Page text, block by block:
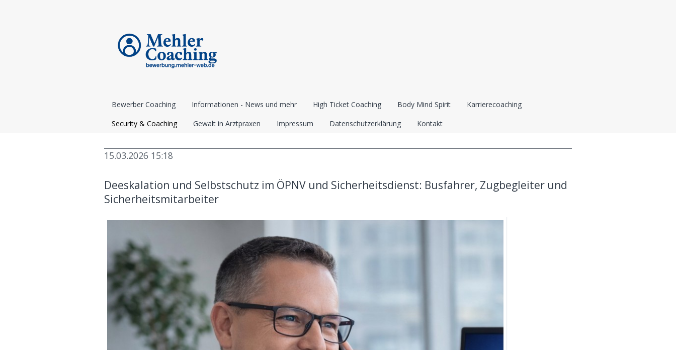
Bewerber Coaching Informationen - News und mehr High Ticket Coaching Body Mind Spirit
Karrierecoaching
Security & Coaching
Gewalt in Arztpraxen Impressum Datenschutzerklärung Kontakt
15.03.2026 15:18
Deeskalation und Selbstschutz im ÖPNV und Sicherheitsdienst: Busfahrer, Zugbegleiter und
Sicherheitsmitarbeiter